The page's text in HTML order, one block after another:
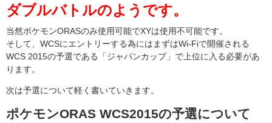
ダブルバトルのようです。
当然ポケモンORASのみ使用可能でXYは使用不可能です。
そして、WCSにエントリーする為にはまずはWi-Fiで開催される
WCS 2015の予選である「ジャパンカップ」で上位に入る必要があ
ります。
次は予選について軽く書いていきます。
ポケモンORAS WCS2015の予選について